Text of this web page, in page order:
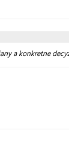
a konkretne